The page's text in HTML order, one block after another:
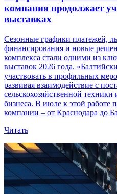
компания продолжает
выставках
Сезонные графики платежей,
финансирования и новые
комплекса стали одними из
выставок 2026 года.
участвовать в профильных
развивая взаимодействие с
сельскохозяйственной
бизнеса. В июле к этой работе
компании – от Краснодара до
Читать